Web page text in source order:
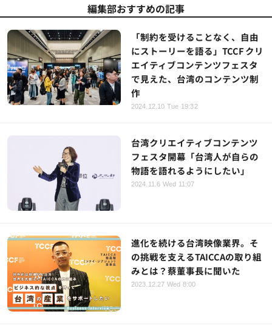
編集部おすすめの記事
「制約を受けることなく、自由
にストーリーを語る」TCCF クリ
エイティブコンテンツフェスタ
で見えた、台湾のコンテンツ制
作
2024.12.10 Tue 19:32
台湾クリエイティブコンテンツ
フェスタ開幕「台湾人が自らの
物語を語れるようにしたい」
2024.11.6 Wed 11:07
進化を続ける台湾映像業界。そ
の挑戦を支えるTAICCAの取り組
みとは？蔡董事長に聞いた
2023.12.27 Wed 8:00